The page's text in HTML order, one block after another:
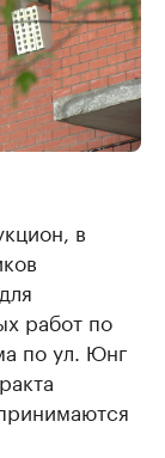
в
работ по
по ул. Юнг